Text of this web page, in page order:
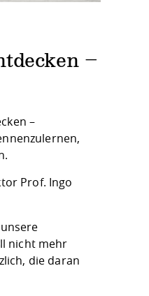
–
–
Prof. Ingo
nicht mehr
die daran